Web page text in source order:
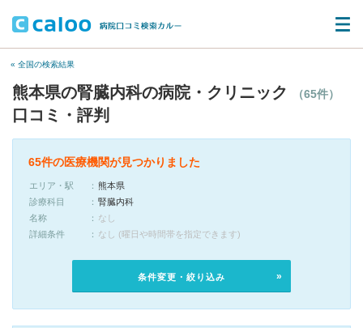
« 全国の検索結果
熊本県の腎臓内科の病院・クリニック （65件）
口コミ・評判
65件の医療機関が見つかりました
エリア・駅
熊本県
診療科目
腎臓内科
名称
なし
詳細条件
なし (曜日や時間帯を指定できます)
条件変更・絞り込み